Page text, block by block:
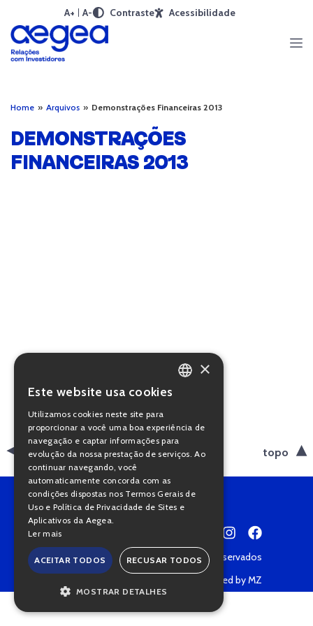
A+ A- Contraste Acessibilidade
Home » Arquivos » Demonstrações Financeiras 2013
DEMONSTRAÇÕES
FINANCEIRAS 2013
voltar topo
Copyright © 2022 • Todos os direitos reservados
Powered by MZ
PORTUGUESE
×
Este website usa cookies
Utilizamos cookies neste site para
proporcionar a você uma boa experiência de
navegação e captar informações para
evolução da nossa prestação de serviços. Ao
continuar navegando, você
automaticamente concorda com as
condições dispostas nos Termos Gerais de
Uso e Política de Privacidade de Sites e
Aplicativos da Aegea.
Ler mais
ACEITAR TODOS RECUSAR TODOS
MOSTRAR DETALHES